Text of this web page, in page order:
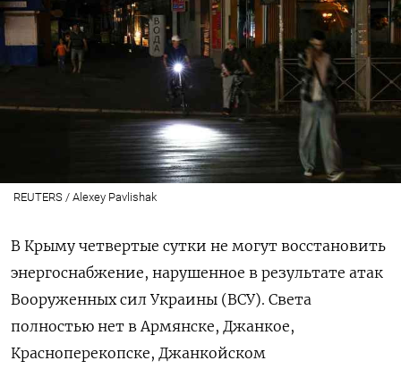
REUTERS / Alexey Pavlishak
В Крыму четвертые сутки не могут восстановить
энергоснабжение, нарушенное в результате атак
Вооруженных сил Украины (ВСУ). Света
полностью нет в Армянске, Джанкое,
Красноперекопске, Джанкойском